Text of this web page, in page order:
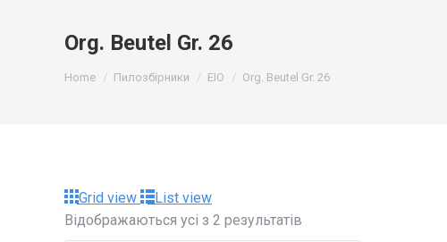
Org. Beutel Gr. 26
Home Пилозбірники EIO Org. Beutel Gr. 26
Grid view
List view
Відображаються усі з 2 результатів